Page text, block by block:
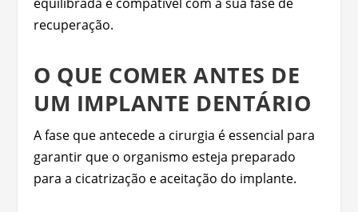
recuperação.
O QUE COMER ANTES DE
UM IMPLANTE DENTÁRIO
A fase que antecede a cirurgia é essencial para
garantir que o organismo esteja preparado
para a cicatrização e aceitação do implante.